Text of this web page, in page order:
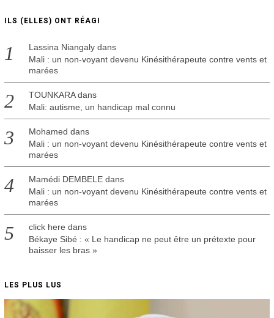
ILS (ELLES) ONT RÉAGI
Lassina Niangalydans
Mali : un non-voyant devenu Kinésithérapeute contre vents et
marées
TOUNKARAdans
Mali: autisme, un handicap mal connu
Mohamed dans
Mali : un non-voyant devenu Kinésithérapeute contre vents et
marées
Mamédi DEMBELEdans
Mali : un non-voyant devenu Kinésithérapeute contre vents et
marées
click here dans
Békaye Sibé : « Le handicap ne peut être un prétexte pour
baisser les bras »
LES PLUS LUS